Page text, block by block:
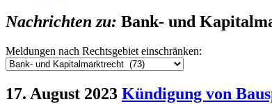
Nachrichten zu: Bank- und
Meldungen nach Rechtsgebiet einschränken:
17. August 2023 Kündigung von